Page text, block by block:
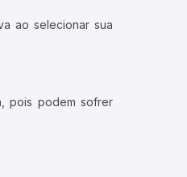
ao selecionar sua
pois podem sofrer